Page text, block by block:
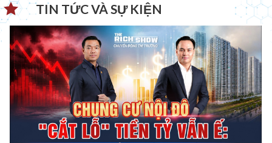
TIN TỨC VÀ SỰ KIỆN​